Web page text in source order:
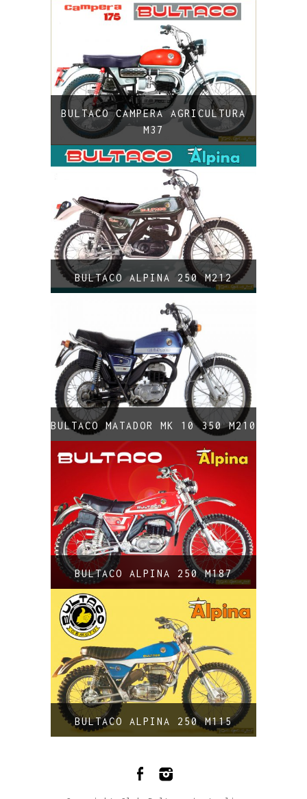
BULTACO CAMPERA AGRICULTURA
M37
BULTACO ALPINA 250 M212
BULTACO MATADOR MK 10 350 M210
BULTACO ALPINA 250 M187
BULTACO ALPINA 250 M115